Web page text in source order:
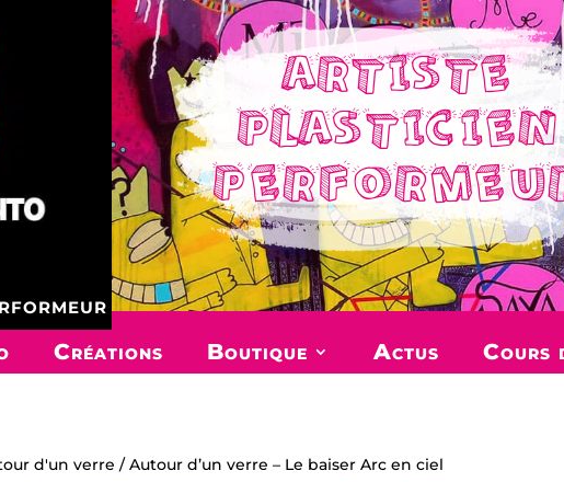
ARTISTE
PLASTICIEN
Créations Boutique Actus Cours
d'un verre / Autour d’un verre – Le baiser Arc en ciel